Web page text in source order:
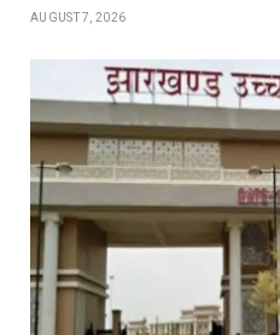
AUGUST 7, 2026